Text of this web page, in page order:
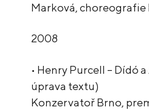
Marková, choreografie
2008
• Henry Purcell – Dídó
úprava textu)
Konzervatoř Brno,